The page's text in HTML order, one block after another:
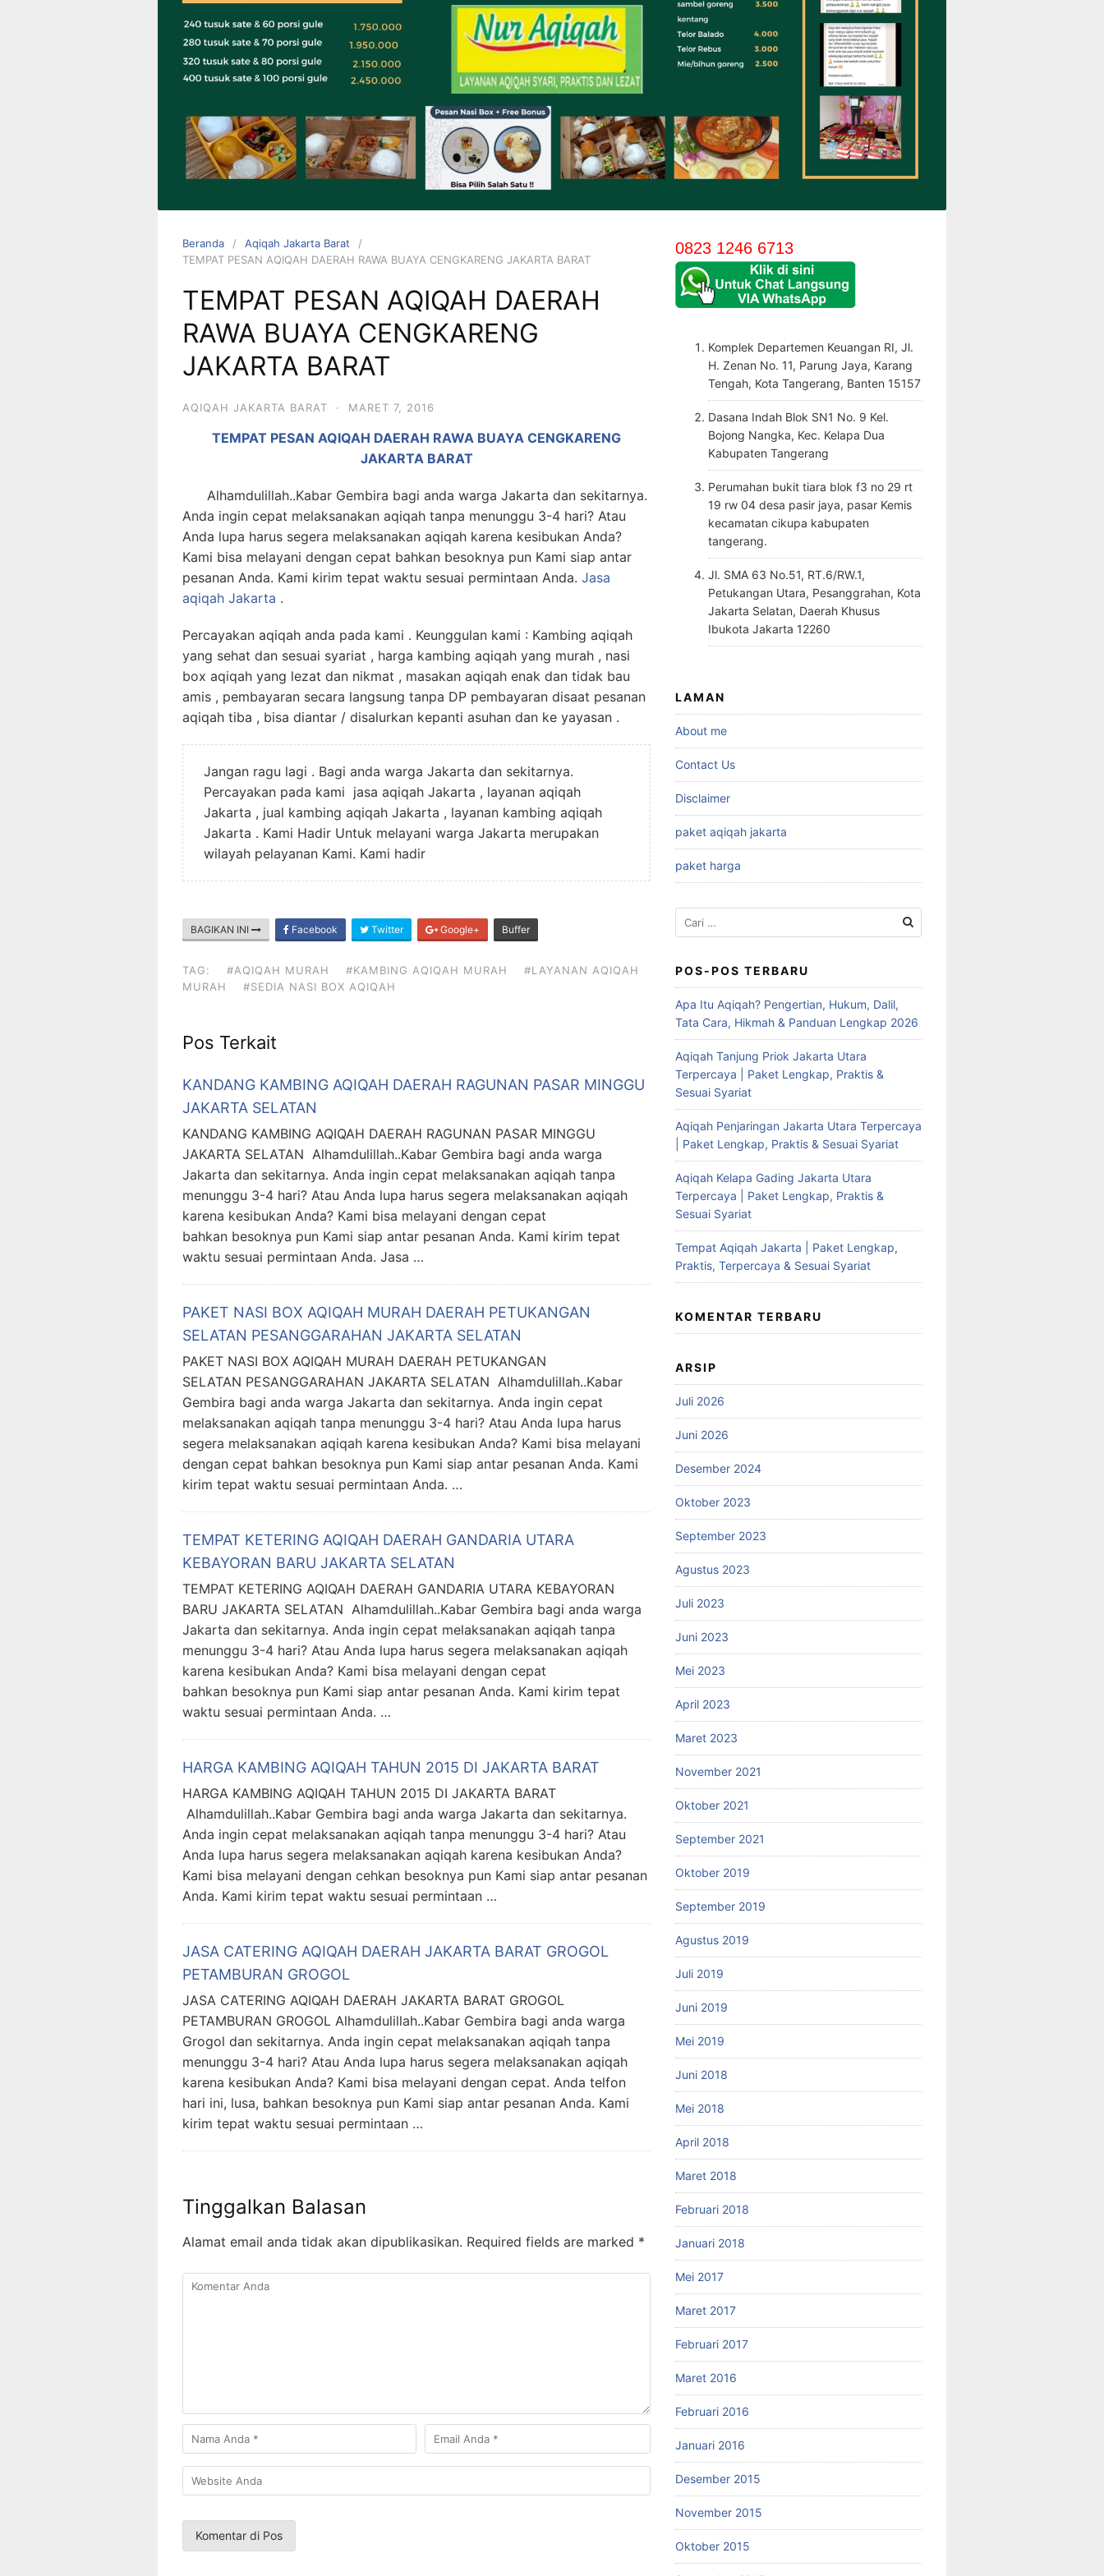
0823 1246
6713
Beranda
Aqiqah Jakarta Barat
TEMPAT PESAN AQIQAH DAERAH RAWA BUAYA CENGKARENG JAKARTA BARAT
TEMPAT PESAN AQIQAH DAERAH
RAWA BUAYA CENGKARENG
JAKARTA BARAT
AQIQAH JAKARTA BARAT · MARET 7, 2016
TEMPAT PESAN AQIQAH DAERAH RAWA BUAYA CENGKARENG
JAKARTA BARAT
Alhamdulillah..Kabar Gembira bagi anda warga Jakarta dan sekitarnya.
Anda ingin cepat melaksanakan aqiqah tanpa menunggu 3-4 hari? Atau
Anda lupa harus segera melaksanakan aqiqah karena kesibukan Anda?
Kami bisa melayani dengan cepat bahkan besoknya pun Kami siap antar
pesanan Anda. Kami kirim tepat waktu sesuai permintaan Anda. Jasa
aqiqah Jakarta .
Percayakan aqiqah anda pada kami . Keunggulan kami : Kambing aqiqah
yang sehat dan sesuai syariat , harga kambing aqiqah yang murah , nasi
box aqiqah yang lezat dan nikmat , masakan aqiqah enak dan tidak bau
amis , pembayaran secara langsung tanpa DP pembayaran disaat pesanan
aqiqah tiba , bisa diantar / disalurkan kepanti asuhan dan ke yayasan .
Jangan ragu lagi . Bagi anda warga Jakarta dan sekitarnya.
Percayakan pada kami jasa aqiqah Jakarta , layanan aqiqah
Jakarta , jual kambing aqiqah Jakarta , layanan kambing aqiqah
Jakarta . Kami Hadir Untuk melayani warga Jakarta merupakan
wilayah pelayanan Kami. Kami hadir
BAGIKAN INI Facebook Twitter Google+ Buffer
TAG: #AQIQAH MURAH #KAMBING AQIQAH MURAH
#LAYANAN AQIQAH
MURAH
#SEDIA NASI BOX AQIQAH
Pos Terkait
KANDANG KAMBING AQIQAH DAERAH RAGUNAN PASAR MINGGU
JAKARTA SELATAN
KANDANG KAMBING AQIQAH DAERAH RAGUNAN PASAR MINGGU
JAKARTA SELATAN Alhamdulillah..Kabar Gembira bagi anda warga
Jakarta dan sekitarnya. Anda ingin cepat melaksanakan aqiqah tanpa
menunggu 3-4 hari? Atau Anda lupa harus segera melaksanakan aqiqah
karena kesibukan Anda? Kami bisa melayani dengan cepat
bahkan besoknya pun Kami siap antar pesanan Anda. Kami kirim tepat
waktu sesuai permintaan Anda. Jasa …
PAKET NASI BOX AQIQAH MURAH DAERAH PETUKANGAN
SELATAN PESANGGARAHAN JAKARTA SELATAN
PAKET NASI BOX AQIQAH MURAH DAERAH PETUKANGAN
SELATAN PESANGGARAHAN JAKARTA SELATAN Alhamdulillah..Kabar
Gembira bagi anda warga Jakarta dan sekitarnya. Anda ingin cepat
melaksanakan aqiqah tanpa menunggu 3-4 hari? Atau Anda lupa harus
segera melaksanakan aqiqah karena kesibukan Anda? Kami bisa melayani
dengan cepat bahkan besoknya pun Kami siap antar pesanan Anda. Kami
kirim tepat waktu sesuai permintaan Anda. …
TEMPAT KETERING AQIQAH DAERAH GANDARIA UTARA
KEBAYORAN BARU JAKARTA SELATAN
TEMPAT KETERING AQIQAH DAERAH GANDARIA UTARA KEBAYORAN
BARU JAKARTA SELATAN Alhamdulillah..Kabar Gembira bagi anda warga
Jakarta dan sekitarnya. Anda ingin cepat melaksanakan aqiqah tanpa
menunggu 3-4 hari? Atau Anda lupa harus segera melaksanakan aqiqah
karena kesibukan Anda? Kami bisa melayani dengan cepat
bahkan besoknya pun Kami siap antar pesanan Anda. Kami kirim tepat
waktu sesuai permintaan Anda. …
HARGA KAMBING AQIQAH TAHUN 2015 DI JAKARTA BARAT
HARGA KAMBING AQIQAH TAHUN 2015 DI JAKARTA BARAT
Alhamdulillah..Kabar Gembira bagi anda warga Jakarta dan sekitarnya.
Anda ingin cepat melaksanakan aqiqah tanpa menunggu 3-4 hari? Atau
Anda lupa harus segera melaksanakan aqiqah karena kesibukan Anda?
Kami bisa melayani dengan cehkan besoknya pun Kami siap antar pesanan
Anda. Kami kirim tepat waktu sesuai permintaan …
JASA CATERING AQIQAH DAERAH JAKARTA BARAT GROGOL
PETAMBURAN GROGOL
JASA CATERING AQIQAH DAERAH JAKARTA BARAT GROGOL
PETAMBURAN GROGOL Alhamdulillah..Kabar Gembira bagi anda warga
Grogol dan sekitarnya. Anda ingin cepat melaksanakan aqiqah tanpa
menunggu 3-4 hari? Atau Anda lupa harus segera melaksanakan aqiqah
karena kesibukan Anda? Kami bisa melayani dengan cepat. Anda telfon
hari ini, lusa, bahkan besoknya pun Kami siap antar pesanan Anda. Kami
kirim tepat waktu sesuai permintaan …
Tinggalkan Balasan
Alamat email anda tidak akan dipublikasikan. Required fields are marked *
0823 1246 6713
Komplek Departemen Keuangan RI, Jl.
H. Zenan No. 11, Parung Jaya, Karang
Tengah, Kota Tangerang, Banten 15157
Dasana Indah Blok SN1 No. 9 Kel.
Bojong Nangka, Kec. Kelapa Dua
Kabupaten Tangerang
Perumahan bukit tiara blok f3 no 29 rt
19 rw 04 desa pasir jaya, pasar Kemis
kecamatan cikupa kabupaten
tangerang.
Jl. SMA 63 No.51, RT.6/RW.1,
Petukangan Utara, Pesanggrahan, Kota
Jakarta Selatan, Daerah Khusus
Ibukota Jakarta 12260
LAMAN
About me
Contact Us
Disclaimer
paket aqiqah jakarta
paket harga
Cari
untuk:
POS-POS TERBARU
Apa Itu Aqiqah? Pengertian, Hukum, Dalil,
Tata Cara, Hikmah & Panduan Lengkap 2026
Aqiqah Tanjung Priok Jakarta Utara
Terpercaya | Paket Lengkap, Praktis &
Sesuai Syariat
Aqiqah Penjaringan Jakarta Utara Terpercaya
| Paket Lengkap, Praktis & Sesuai Syariat
Aqiqah Kelapa Gading Jakarta Utara
Terpercaya | Paket Lengkap, Praktis &
Sesuai Syariat
Tempat Aqiqah Jakarta | Paket Lengkap,
Praktis, Terpercaya & Sesuai Syariat
KOMENTAR TERBARU
ARSIP
Juli 2026
Juni 2026
Desember 2024
Oktober 2023
September 2023
Agustus 2023
Juli 2023
Juni 2023
Mei 2023
April 2023
Maret 2023
November 2021
Oktober 2021
September 2021
Oktober 2019
September 2019
Agustus 2019
Juli 2019
Juni 2019
Mei 2019
Juni 2018
Mei 2018
April 2018
Maret 2018
Februari 2018
Januari 2018
Mei 2017
Maret 2017
Februari 2017
Maret 2016
Februari 2016
Januari 2016
Desember 2015
November 2015
Oktober 2015